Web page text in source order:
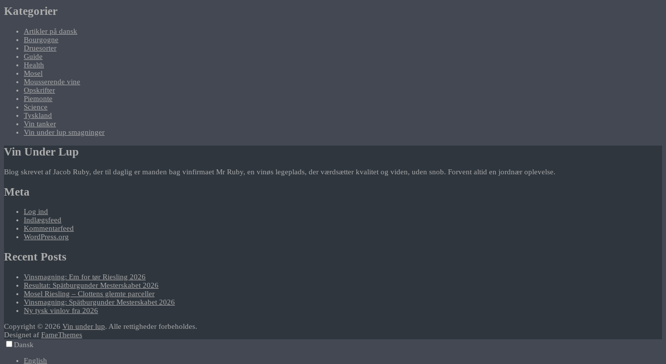
Kategorier
Artikler på dansk
Bourgogne
Druesorter
Guide
Health
Mosel
Mousserende vine
Opskrifter
Piemonte
Science
Tyskland
Vin tanker
Vin under lup smagninger
Vin Under Lup
Blog skrevet af Jacob Ruby, der til daglig er manden bag vinfirmaet Mr Ruby, en vinøs legeplads, der værdsætter kvalitet og viden, uden snob. Forvent altid en jordnær oplevelse.
Meta
Log ind
Indlægsfeed
Kommentarfeed
WordPress.org
Recent Posts
Vinsmagning: Em for tør Riesling 2026
Resultat: Spätburgunder Mesterskabet 2026
Mosel Riesling – Clottens glemte parceller
Vinsmagning: Spätburgunder Mesterskabet 2026
Ny tysk vinlov fra 2026
Copyright © 2026 Vin under lup. Alle rettigheder forbeholdes.
Designet af FameThemes
Dansk
English